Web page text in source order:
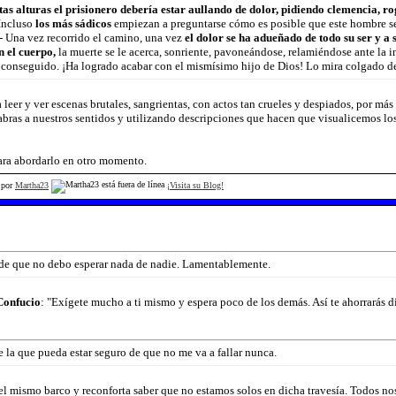
alturas el prisionero debería estar aullando de dolor, pidiendo clemencia,
los más sádicos empiezan a preguntarse cómo es posible que este hombre
Una vez recorrido el camino, una vez el dolor se ha adueñado de todo su ser y a
el cuerpo, la muerte se le acerca, sonriente, pavoneándose, relamiéndose ante la
¡Ha logrado acabar con el mismísimo hijo de Dios! Lo mira colgado
y ver escenas brutales, sangrientas, con actos tan crueles y despiados, por
a nuestros sentidos y utilizando descripciones que hacen que visualicemos
abordarlo en otro momento.
porMartha23 ¡Visita su Blog!
que no debo esperar nada de nadie. Lamentablemente.
: "Exígete mucho a ti mismo y espera poco de los demás. Así te ahorrarás
la que pueda estar seguro de que no me va a fallar nunca.
mismo barco y reconforta saber que no estamos solos en dicha travesía. Todos